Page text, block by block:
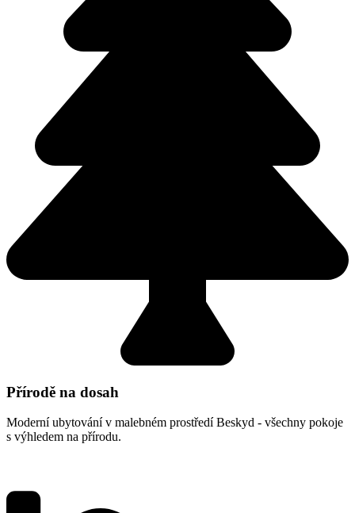
Přírodě na dosah
Moderní ubytování v malebném prostředí Beskyd - všechny pokoje
s výhledem na přírodu.